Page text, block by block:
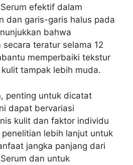
efektif dalam
dan garis-garis halus pada
bahwa
secara teratur selama 12
memperbaiki tekstur
tampak lebih muda.
penting untuk dicatat
dapat bervariasi
kulit dan faktor individu
lebih lanjut untuk
jangka panjang dari
dan untuk